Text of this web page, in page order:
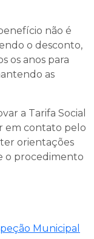
não é
o desconto,
os anos para
as
a Tarifa Social
em contato pelo
orientações
o procedimento
Municipal